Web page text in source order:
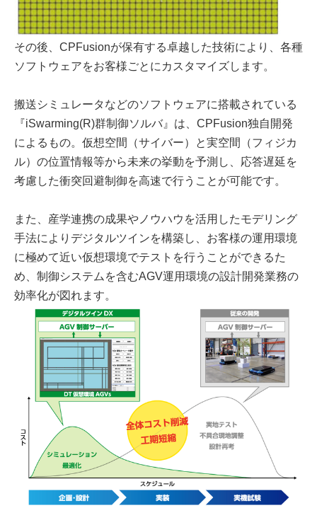
その後、CPFusionが保有する卓越した技術により、各種
ソフトウェアをお客様ごとにカスタマイズします。
搬送シミュレータなどのソフトウェアに搭載されている
『iSwarming(R)群制御ソルバ』は、CPFusion独自開発
によるもの。仮想空間（サイバー）と実空間（フィジカ
ル）の位置情報等から未来の挙動を予測し、応答遅延を
考慮した衝突回避制御を高速で行うことが可能です。
また、産学連携の成果やノウハウを活用したモデリング
手法によりデジタルツインを構築し、お客様の運用環境
に極めて近い仮想環境でテストを行うことができるた
め、制御システムを含むAGV運用環境の設計開発業務の
効率化が図れます。